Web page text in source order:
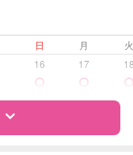
日 月
16 17